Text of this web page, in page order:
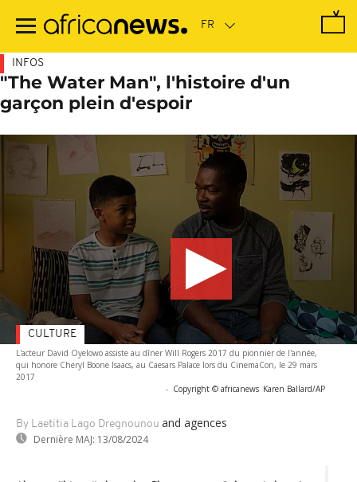
contenu
INFOS
"The Water Man", l'histoire d'un
garçon plein d'espoir
L'acteur David Oyelowo assiste au dîner Will Rogers 2017 du pionnier de l'année,
qui honore Cheryl Boone Isaacs, au Caesars Palace lors du CinemaCon, le 29 mars
2017
- Copyright © africanews Karen Ballard/AP
By Laetitia Lago Dregnounou and agences
Dernière MAJ: 13/08/2024
CULTURE